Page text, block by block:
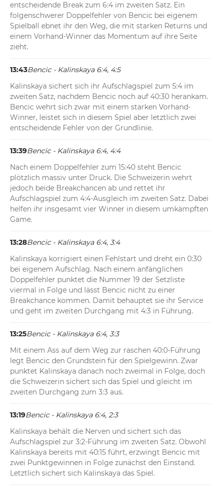
entscheidende Break zum 6:4 im zweiten Satz. Ein
folgenschwerer Doppelfehler von Bencic bei eigenem
Spielball ebnet ihr den Weg, die mit starken Returns und
einem Vorhand-Winner das Momentum auf ihre Seite
zieht.
13:43Bencic - Kalinskaya 6:4, 4:5
Kalinskaya sichert sich ihr Aufschlagspiel zum 5:4 im
zweiten Satz, nachdem Bencic noch auf 40:30 herankam.
Bencic wehrt sich zwar mit einem starken Vorhand-
Winner, leistet sich in diesem Spiel aber letztlich zwei
entscheidende Fehler von der Grundlinie.
13:39Bencic - Kalinskaya 6:4, 4:4
Nach einem Doppelfehler zum 15:40 steht Bencic
plötzlich massiv unter Druck. Die Schweizerin wehrt
jedoch beide Breakchancen ab und rettet ihr
Aufschlagspiel zum 4:4-Ausgleich im zweiten Satz. Dabei
helfen ihr insgesamt vier Winner in diesem umkämpften
Game.
13:28Bencic - Kalinskaya 6:4, 3:4
Kalinskaya korrigiert einen Fehlstart und dreht ein 0:30
bei eigenem Aufschlag. Nach einem anfänglichen
Doppelfehler punktet die Nummer 19 der Setzliste
viermal in Folge und lässt Bencic nicht zu einer
Breakchance kommen. Damit behauptet sie ihr Service
und geht im zweiten Durchgang mit 4:3 in Führung.
13:25Bencic - Kalinskaya 6:4, 3:3
Mit einem Ass auf dem Weg zur raschen 40:0-Führung
legt Bencic den Grundstein für den Spielgewinn. Zwar
punktet Kalinskaya danach noch zweimal in Folge, doch
die Schweizerin sichert sich das Spiel und gleicht im
zweiten Durchgang zum 3:3 aus.
13:19Bencic - Kalinskaya 6:4, 2:3
Kalinskaya behält die Nerven und sichert sich das
Aufschlagspiel zur 3:2-Führung im zweiten Satz. Obwohl
Kalinskaya bereits mit 40:15 führt, erzwingt Bencic mit
zwei Punktgewinnen in Folge zunächst den Einstand.
Letztlich sichert sich Kalinskaya das Spiel.